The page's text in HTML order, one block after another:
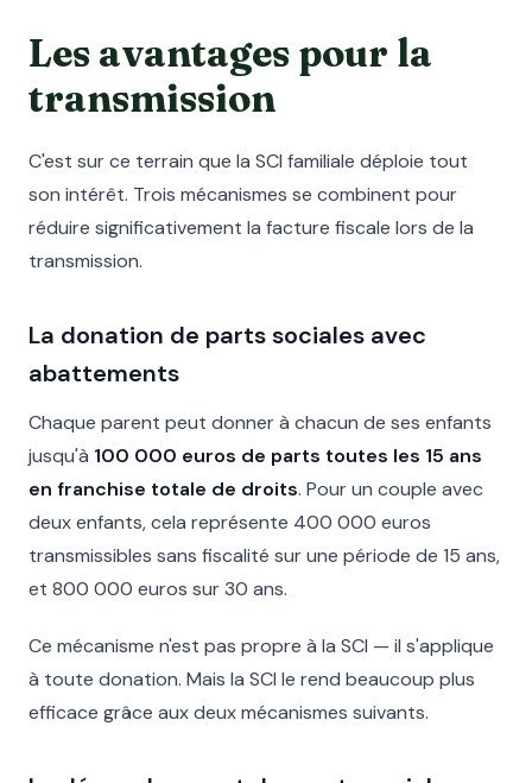
Les avantages pour la
transmission
C'est sur ce terrain que la SCI familiale déploie tout
son intérêt. Trois mécanismes se combinent pour
réduire significativement la facture fiscale lors de la
transmission.
La donation de parts sociales avec
abattements
Chaque parent peut donner à chacun de ses enfants
jusqu'à 100 000 euros de parts toutes les 15 ans
en franchise totale de droits. Pour un couple avec
deux enfants, cela représente 400 000 euros
transmissibles sans fiscalité sur une période de 15 ans,
et 800 000 euros sur 30 ans.
Ce mécanisme n'est pas propre à la SCI — il s'applique
à toute donation. Mais la SCI le rend beaucoup plus
efficace grâce aux deux mécanismes suivants.